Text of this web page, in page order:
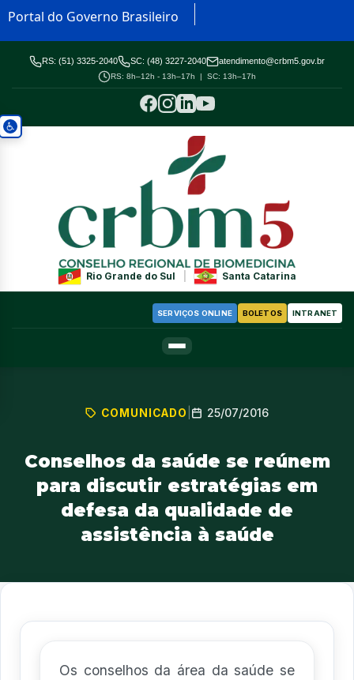
Portal do Governo Brasileiro
RS: (51) 3325-2040 SC: (48) 3227-2040 atendimento@crbm5.gov.br
RS: 8h–12h - 13h–17h | SC: 13h–17h
Rio Grande do Sul Santa Catarina
SERVIÇOS ONLINE BOLETOS INTRANET
COMUNICADO 25/07/2016
Conselhos da saúde se reúnem
para discutir estratégias em
defesa da qualidade de
assistência à saúde
Os conselhos da área da saúde se